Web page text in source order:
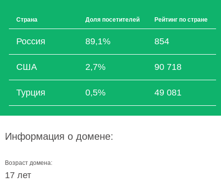
Страна Доля посетителей Рейтинг по стране
Россия 89,1% 854
США 2,7% 90 718
Турция 0,5% 49 081
Информация о домене:
Возраст домена:
17 лет